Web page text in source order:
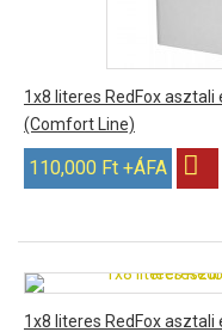
1x8 literes RedFox
(Comfort Line)
110,000 Ft +ÁFA
1x8 literes RedFox